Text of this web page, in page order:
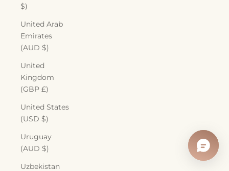
$)
United Arab
Emirates
(AUD $)
United
Kingdom
(GBP £)
United States
(USD $)
Uruguay
(AUD $)
Uzbekistan